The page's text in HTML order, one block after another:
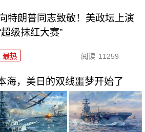
特朗普同志致敬！美政坛上演
超级抹红大赛”
最热 阅读 11259
海，美日的双线噩梦开始了